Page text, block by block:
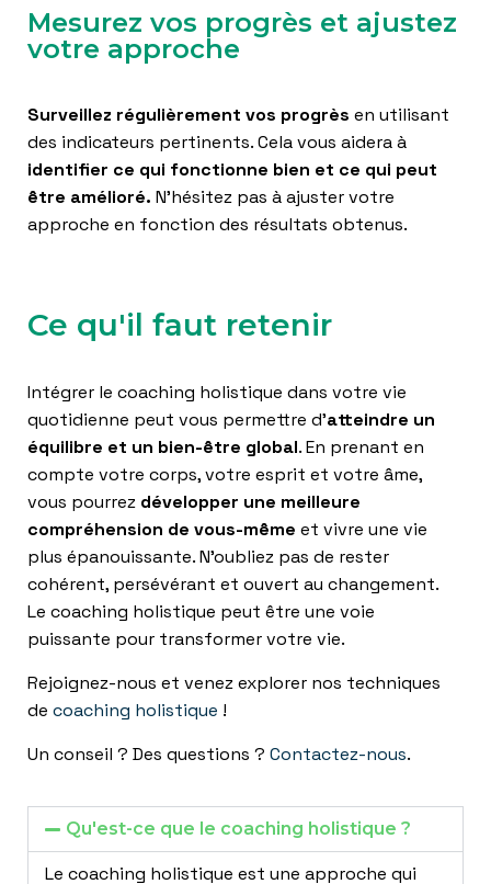
Mesurez vos progrès et ajustez
votre approche
Surveillez régulièrement vos progrès en utilisant
des indicateurs pertinents. Cela vous aidera à
identifier ce qui fonctionne bien et ce qui peut
être amélioré. N’hésitez pas à ajuster votre
approche en fonction des résultats obtenus.
Ce qu'il faut retenir
Intégrer le coaching holistique dans votre vie
quotidienne peut vous permettre d’atteindre un
équilibre et un bien-être global. En prenant en
compte votre corps, votre esprit et votre âme,
vous pourrez développer une meilleure
compréhension de vous-même et vivre une vie
plus épanouissante. N’oubliez pas de rester
cohérent, persévérant et ouvert au changement.
Le coaching holistique peut être une voie
puissante pour transformer votre vie.
Rejoignez-nous et venezexplorer nos techniques
de coaching holistique !
Un conseil ? Des questions ? Contactez-nous.
Qu'est-ce que le coaching holistique ?
Le coaching holistique est une approche qui